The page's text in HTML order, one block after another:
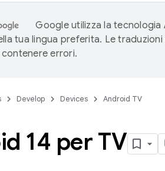
Google utilizza la tecnologia
tua lingua preferita. Le traduzioni
errori.
Develop Devices Android TV
14 per TV